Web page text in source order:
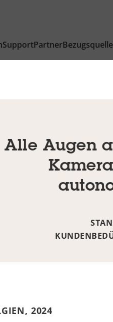
SupportPartner
Alle Augen
2024